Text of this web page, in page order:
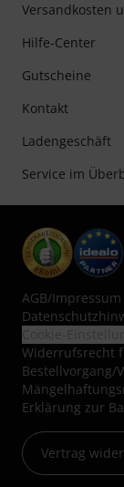
Versandkosten
Hilfe-Center
Gutscheine
Kontakt
Ladengeschäft
Service im
AGB/Impressum
Widerrufsrecht
Bestellvorgang/
Erklärung zur
Vertrag